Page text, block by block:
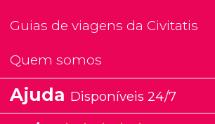
Guias de viagens da Civitatis
Quem somos
Ajuda Disponíveis 24/7